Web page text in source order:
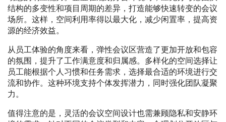
结构的多变性和项目周期的差异，打造能够快速转变的会议
场所。这样，空间利用率得以最大化，减少闲置率，提高资
源的经济效益。
从员工体验的角度来看，弹性会议区营造了更加开放和包容
的氛围，提升了工作满意度和归属感。多样化的空间选择让
员工能根据个人习惯和任务需求，选择最合适的环境进行交
流和协作。这种环境支持个体发挥潜力，同时强化团队凝聚
力。
值得注意的是，灵活的会议空间设计也需兼顾隐私和安静环